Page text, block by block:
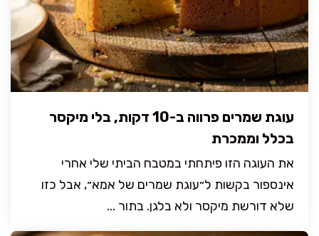
עוגת שמרים פרווה ב-10 דקות, בלי מיקסר
בכלל וממכרת
את העוגה הזו פיתחתי במטבח הביתי שלי אחרי
אינספור בקשות ל״עוגת שמרים של אמא״, אבל כזו
שלא דורשת מיקסר ולא בלגן. בתור ...